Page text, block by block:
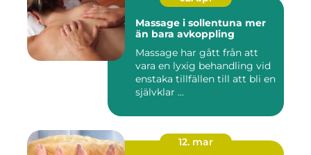
Massage i sollentuna mer
än bara avkoppling
Massage har gått från att
vara en lyxig behandling vid
enstaka tillfällen till att bli en
självklar ...
12. mar